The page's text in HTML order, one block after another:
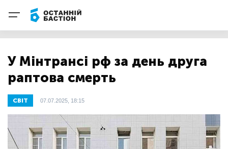
У Мінтрансі рф за день друга
раптова смерть
СВІТ 07.07.2025, 18:15